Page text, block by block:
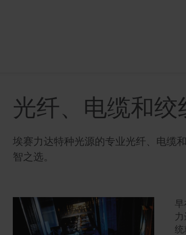
光纤、电缆和
埃赛力达特种光源的专业光纤、电缆
智之选。
早
统